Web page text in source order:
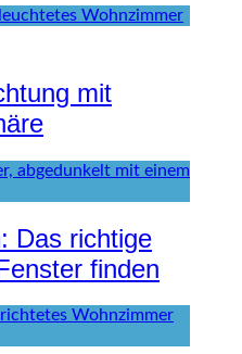
mit
Das richtige
finden